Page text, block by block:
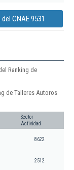
CNAE 9531
Ranking de
de Talleres Autoros
Sector
Actividad
8622
2512